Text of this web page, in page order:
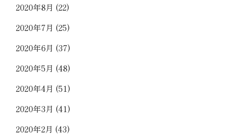
2020年8月 (22)
2020年7月 (25)
2020年6月 (37)
2020年5月 (48)
2020年4月 (51)
2020年3月 (41)
2020年2月 (43)